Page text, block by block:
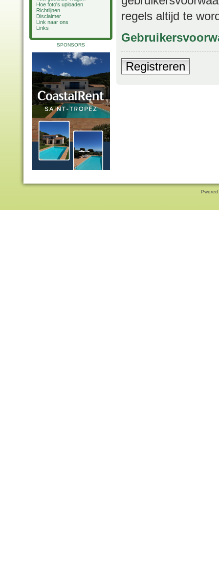
Hoe foto's uploaden
Richtlijnen
Disclaimer
Link naar ons
Links
SPONSORS
regels altijd te
Registreren